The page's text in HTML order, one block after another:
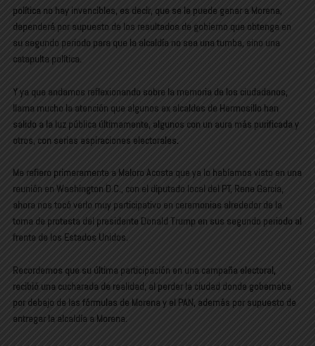
política no hay invencibles, es decir, que se le puede ganar a Morena,
dependerá por supuesto de los resultados de gobierno que obtenga en
su segundo periodo para que la alcaldía no sea una tumba, sino una
catapulta política.
Y ya que andamos reflexionando sobre la memoria de los ciudadanos,
llama mucho la atención que algunos ex alcaldes de Hermosillo han
salido a la luz pública últimamente, algunos con un aura más purificada y
otros, con serias aspiraciones electorales.
Me refiero primeramente a Maloro Acosta que ya lo habíamos visto en una
reunión en Washington D.C., con el diputado local del PT, Rene Garcia,
ahora nos tocó verlo muy participativo en ceremonias alrededor de la
toma de protesta del presidente Donald Trump en sus segundo periodo al
frente de los Estados Unidos.
Recordemos que su última participación en una campaña electoral,
recibió una cucharada de realidad, al perder la ciudad donde gobernaba
por debajo de las fórmulas de Morena y el PAN, además por supuesto de
entregar la alcaldía a Morena.